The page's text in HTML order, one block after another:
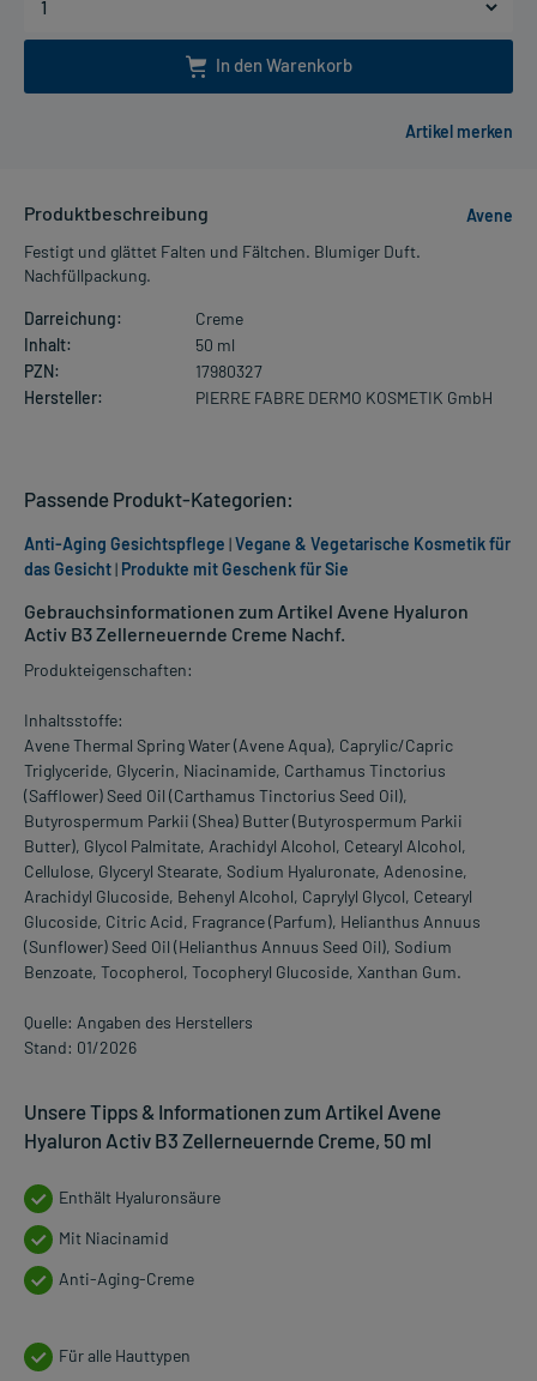
In den Warenkorb
Produktbeschreibung
Avene
Festigt und glättet Falten und Fältchen. Blumiger Duft.
Nachfüllpackung.
Darreichung:
Creme
Inhalt:
50 ml
PZN:
17980327
Hersteller:
PIERRE FABRE DERMO KOSMETIK GmbH
Gebrauchsinformationen zum Artikel Avene Hyaluron
Activ B3 Zellerneuernde Creme Nachf.
Produkteigenschaften:
Inhaltsstoffe:
Avene Thermal Spring Water (Avene Aqua), Caprylic/Capric
Triglyceride, Glycerin, Niacinamide, Carthamus Tinctorius
(Safflower) Seed Oil (Carthamus Tinctorius Seed Oil),
Butyrospermum Parkii (Shea) Butter (Butyrospermum Parkii
Butter), Glycol Palmitate, Arachidyl Alcohol, Cetearyl Alcohol,
Cellulose, Glyceryl Stearate, Sodium Hyaluronate, Adenosine,
Arachidyl Glucoside, Behenyl Alcohol, Caprylyl Glycol, Cetearyl
Glucoside, Citric Acid, Fragrance (Parfum), Helianthus Annuus
(Sunflower) Seed Oil (Helianthus Annuus Seed Oil), Sodium
Benzoate, Tocopherol, Tocopheryl Glucoside, Xanthan Gum.
Quelle: Angaben des Herstellers
Stand: 01/2026
Unsere Tipps & Informationen zum Artikel Avene
Hyaluron Activ B3 Zellerneuernde Creme, 50 ml
Enthält Hyaluronsäure
Mit Niacinamid
Anti-Aging-Creme
Für alle Hauttypen
Passende Produkt-Kategorien:
Anti-Aging Gesichtspflege |Vegane & Vegetarische Kosmetik für
das Gesicht| Produkte mit Geschenk für Sie